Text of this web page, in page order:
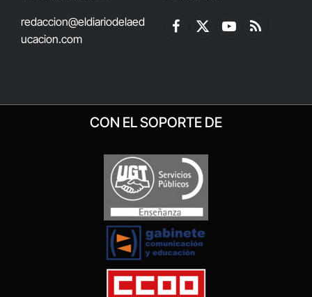
redaccion@eldiariodelaed
ucacion.com
Facebook
X
YouTubeRSS
CON EL SOPORTE DE